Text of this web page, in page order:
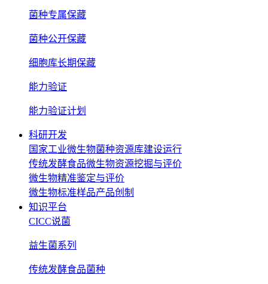
菌种专属保藏
菌种公开保藏
细胞库长期保藏
能力验证
能力验证计划
科研开发
国家工业微生物菌种资源库建设运行
传统发酵食品微生物资源挖掘与评价
微生物精准鉴定与评价
微生物标准样品产品创制
知识平台
CICC说菌
益生菌系列
传统发酵食品菌种